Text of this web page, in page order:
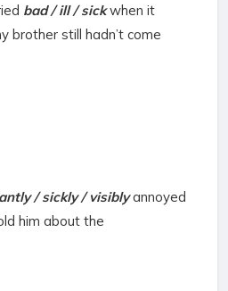
bad / ill / sickwhen it
brother still hadn’t come
/ sickly / visibly annoyed
him about the